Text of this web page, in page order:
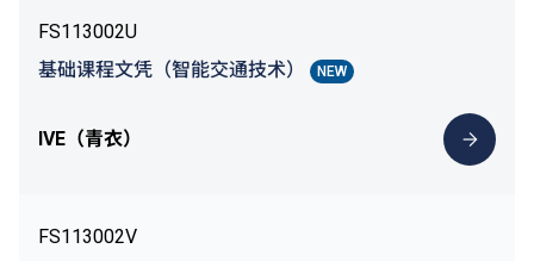
FS113002U
基础课程文凭（智能交通技术）
NEW
IVE（青衣）
FS113002V